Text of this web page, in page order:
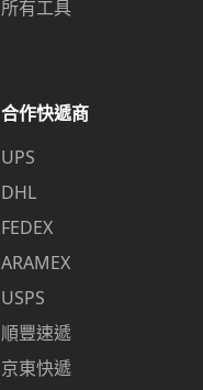
所有工具
合作快遞商
UPS
DHL
FEDEX
ARAMEX
USPS
順豐速遞
京東快遞